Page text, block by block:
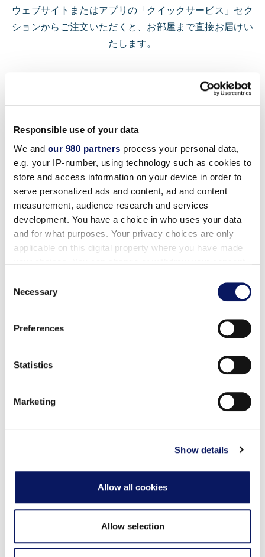
Responsible use of your data
We and our 980 partners process your personal data,
e.g. your IP-number, using technology such as cookies to
store and access information on your device in order to
serve personalized ads and content, ad and content
measurement, audience research and services
development. You have a choice in who uses your data
and for what purposes. Your privacy choices are only
applicable on this digital property where you have made
the Privacy trigger icon.
Find out more about how your personal data is processed
and set your preferences in the
We use cookies to personalise content and ads, to
provide social media features and to analyse our traffic.
our social media, advertising and analytics partners who
provided to them or that they’ve collected from your use
Selection
Necessary
Preferences
Statistics
Marketing
Show details
Allow all cookies
Allow selection
ウェブサイトまたはアプリの「クイックサービス」セク
ションからご注文いただくと、お部屋まで直接お届けい
たします。
営業時間：
日～木： 午後5時～午前0時